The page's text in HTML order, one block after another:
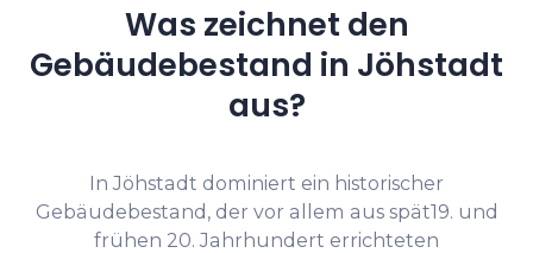
Was zeichnet den
Gebäudebestand in Jöhstadt
aus?
In Jöhstadt dominiert ein historischer
Gebäudebestand, der vor allem aus spät­19. und
frühen 20. Jahrhundert errichteten